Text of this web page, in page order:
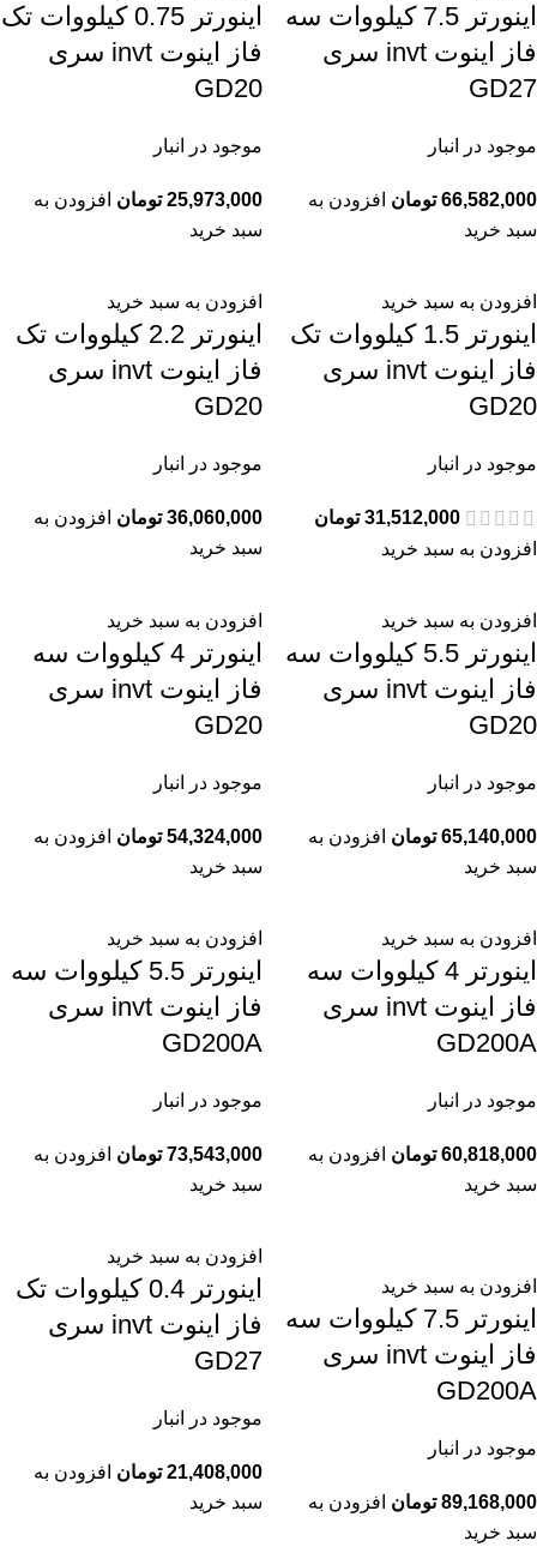
اينورتر 7.5 کیلووات سه
فاز اینوت invt سری
GD27
موجود در انبار
66,582,000 تومان افزودن به
سبد خرید
اينورتر 0.75 کیلووات تک
فاز اینوت invt سری
GD20
موجود در انبار
25,973,000 تومان افزودن به
سبد خرید
افزودن به سبد خرید
اينورتر 1.5 کیلووات تک
فاز اینوت invt سری
GD20
موجود در انبار
31,512,000 تومان
افزودن به سبد خرید
افزودن به سبد خرید
اينورتر 2.2 کیلووات تک
فاز اینوت invt سری
GD20
موجود در انبار
36,060,000 تومان افزودن به
سبد خرید
افزودن به سبد خرید
اينورتر 5.5 کیلووات سه
فاز اینوت invt سری
GD20
موجود در انبار
65,140,000 تومان افزودن به
سبد خرید
افزودن به سبد خرید
اينورتر 4 کیلووات سه
فاز اینوت invt سری
GD20
موجود در انبار
54,324,000 تومان افزودن به
سبد خرید
افزودن به سبد خرید
اينورتر 4 کیلووات سه
فاز اینوت invt سری
GD200A
موجود در انبار
60,818,000 تومان افزودن به
سبد خرید
افزودن به سبد خرید
اينورتر 5.5 کیلووات سه
فاز اینوت invt سری
GD200A
موجود در انبار
73,543,000 تومان افزودن به
سبد خرید
افزودن به سبد خرید
اينورتر 7.5 کیلووات سه
فاز اینوت invt سری
GD200A
موجود در انبار
89,168,000 تومان افزودن به
سبد خرید
افزودن به سبد خرید
اينورتر 0.4 کیلووات تک
فاز اینوت invt سری
GD27
موجود در انبار
21,408,000 تومان افزودن به
سبد خرید